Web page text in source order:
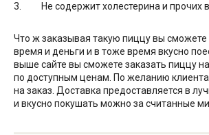
Не содержит холестерина и прочих
Что ж заказывая такую пиццу вы сможете
время и деньги и в тоже время вкусно
выше сайте вы сможете заказать пиццу
по доступным ценам. По желанию
на заказ. Доставка предоставляется в
и вкусно покушать можно за считанные